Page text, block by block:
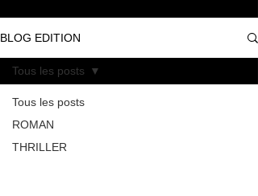
BLOG EDITION
Tous les posts
ROMAN
THRILLER
Tous les posts